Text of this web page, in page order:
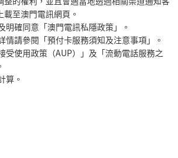
至澳門電訊網頁。
確同意「澳門電訊私隱政策」。
請參閱「預付卡服務須知及注意事項」。
使用政策（AUP）」及「流動電話服務之
算。